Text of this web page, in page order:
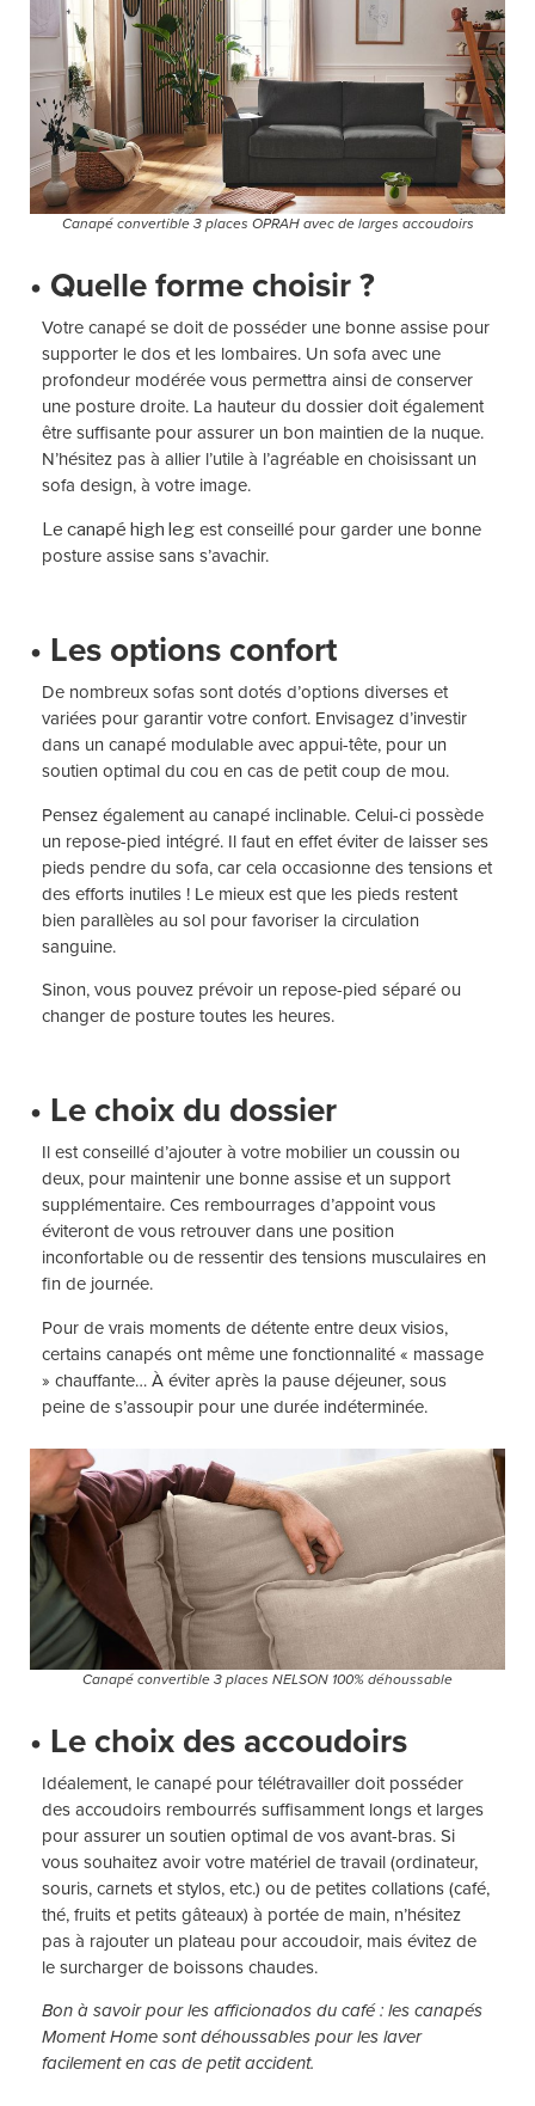
Canapé convertible 3 places OPRAH avec de larges accoudoirs
• Quelle forme choisir ?
Votre canapé se doit de posséder une bonne assise pour
supporter le dos et les lombaires. Un sofa avec une
profondeur modérée vous permettra ainsi de conserver
une posture droite. La hauteur du dossier doit également
être suffisante pour assurer un bon maintien de la nuque.
N’hésitez pas à allier l’utile à l’agréable en choisissant un
sofa design, à votre image.
Le canapé high leg est conseillé pour garder une bonne
posture assise sans s’avachir.
• Les options confort
De nombreux sofas sont dotés d’options diverses et
variées pour garantir votre confort. Envisagez d’investir
dans un canapé modulable avec appui-tête, pour un
soutien optimal du cou en cas de petit coup de mou.
Pensez également au canapé inclinable. Celui-ci possède
un repose-pied intégré. Il faut en effet éviter de laisser ses
pieds pendre du sofa, car cela occasionne des tensions et
des efforts inutiles ! Le mieux est que les pieds restent
bien parallèles au sol pour favoriser la circulation
sanguine.
Sinon, vous pouvez prévoir un repose-pied séparé ou
changer de posture toutes les heures.
• Le choix du dossier
Il est conseillé d’ajouter à votre mobilier un coussin ou
deux, pour maintenir une bonne assise et un support
supplémentaire. Ces rembourrages d’appoint vous
éviteront de vous retrouver dans une position
inconfortable ou de ressentir des tensions musculaires en
fin de journée.
Pour de vrais moments de détente entre deux visios,
certains canapés ont même une fonctionnalité « massage
» chauffante… À éviter après la pause déjeuner, sous
peine de s’assoupir pour une durée indéterminée.
Canapé convertible 3 places NELSON 100% déhoussable
• Le choix des accoudoirs
Idéalement, le canapé pour télétravailler doit posséder
des accoudoirs rembourrés suffisamment longs et larges
pour assurer un soutien optimal de vos avant-bras. Si
vous souhaitez avoir votre matériel de travail (ordinateur,
souris, carnets et stylos, etc.) ou de petites collations (café,
thé, fruits et petits gâteaux) à portée de main, n’hésitez
pas à rajouter un plateau pour accoudoir, mais évitez de
le surcharger de boissons chaudes.
Bon à savoir pour les afficionados du café : les canapés
Moment Home sont déhoussables pour les laver
facilement en cas de petit accident.